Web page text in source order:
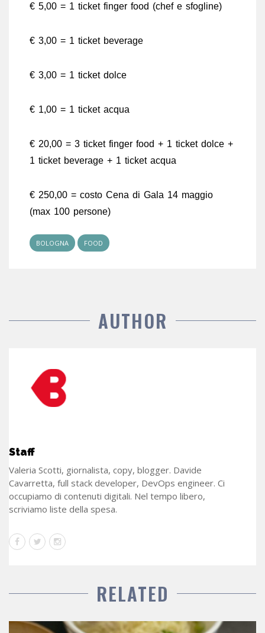
€ 5,00 = 1 ticket finger food (chef e sfogline)
€ 3,00 = 1 ticket beverage
€ 3,00 = 1 ticket dolce
€ 1,00 = 1 ticket acqua
€ 20,00 = 3 ticket finger food + 1 ticket dolce +
1 ticket beverage + 1 ticket acqua
€ 250,00 = costo Cena di Gala 14 maggio
(max 100 persone)
BOLOGNA FOOD
AUTHOR
Staff
Valeria Scotti, giornalista, copy, blogger. Davide
Cavarretta, full stack developer, DevOps engineer. Ci
occupiamo di contenuti digitali. Nel tempo libero,
scriviamo liste della spesa.
RELATED